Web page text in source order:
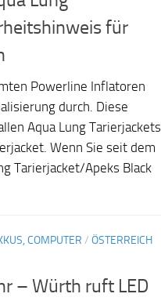
für
Powerline Inflatoren
durch. Diese
Aqua Lung Tarierjackets
Wenn Sie seit dem
Tarierjacket/Apeks Black
COMPUTER / ÖSTERREICH
– Würth ruft LED